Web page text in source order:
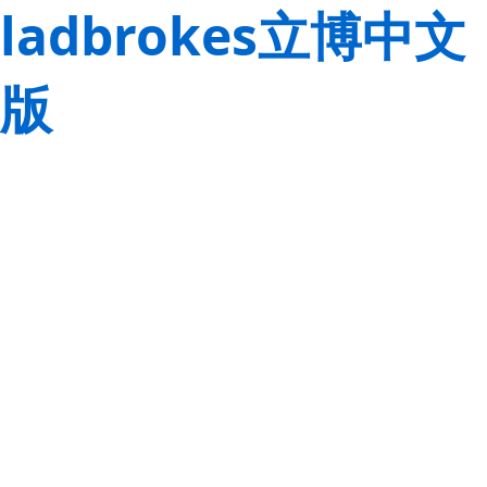
ladbrokes立博中文
版